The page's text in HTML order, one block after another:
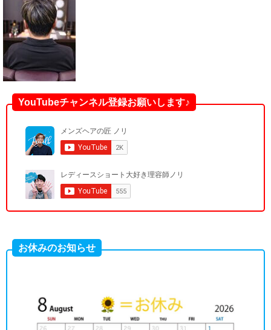
YouTubeチャンネル登録お願いします♪
お休みのお知らせ